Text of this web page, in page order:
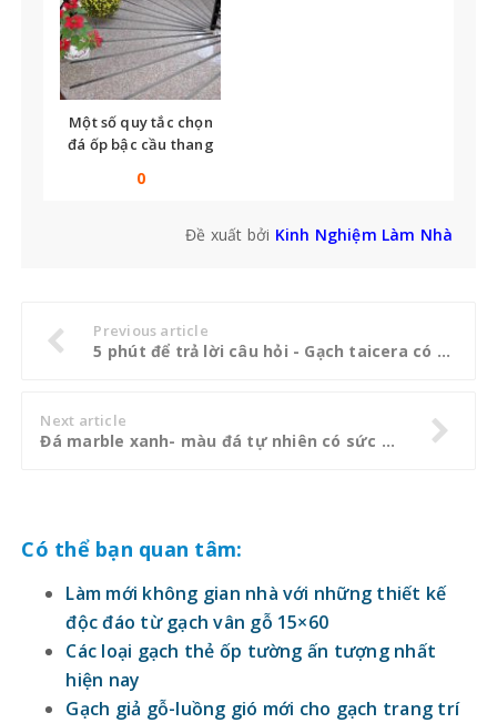
Một số quy tắc chọn
đá ốp bậc cầu thang
0
Đề xuất bởi Kinh Nghiệm Làm Nhà
Previous article
5 phút để trả lời câu hỏi - Gạch taicera có tốt không?
Next article
Đá marble xanh- màu đá tự nhiên có sức hút đến lạ
Có thể bạn quan tâm:
Làm mới không gian nhà với những thiết kế
độc đáo từ gạch vân gỗ 15×60
Các loại gạch thẻ ốp tường ấn tượng nhất
hiện nay
Gạch giả gỗ-luồng gió mới cho gạch trang trí